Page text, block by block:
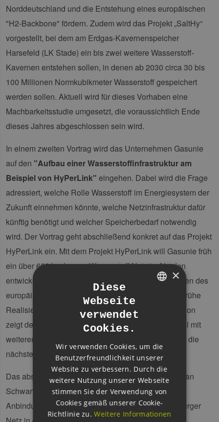
Norddeutschland und die Entstehung eines europäischen
"H2-Backbone" fördern. Zudem wird das Projekt „SaltHy“
vorgestellt, bei dem am Erdgas-Kavernenspeicher
Harsefeld (LK Stade) ein bis zwei weitere Wasserstoff-
Kavernen entstehen sollen, in denen ab 2030 circa 30 bis
100 Millionen Normkubikmeter Wasserstoff gespeichert
werden sollen. Aktuell wird für dieses Vorhaben eine
Machbarkeitsstudie umgesetzt, die voraussichtlich Ende
dieses Jahres abgeschlossen sein wird.
In einem zweiten Vortrag wird das Unternehmen Gasunie
auf den "Aufbau einer Wasserstoffinfrastruktur am
Beispiel von HyPerLink" eingehen. Dabei wird die Frage
adressiert, welche Rolle Wasserstoff im Energiesystem der
Zukunft einnehmen könnte, welche Netzinfrastruktur dafür
künftig benötigt und welcher Speicherbedarf notwendig
wird. Der Vortrag geht abschließend konkret auf das Projekt
HyPerLink ein. Mit dem Projekt HyPerLink will Gasunie früh
ein über 600 km langes Wasserstoff Netz im Norden
entwickeln. HyPerLink hat eine Förderung im Rahmen des
europäischen IPCEI Rahmens beantragt – was die frühe
Realisierung erst ermöglichen würde. Die Präsentation
zeigt den aktuellen Stand sowie das Zusammenspiel mit
weiteren Projekten im Norden auf und berichtet über die
nächsten Schritte.
Das abschließende Panel der Referenten wird um Jan
Schwartz vom Gasnetz Hamburg erweitert, der die
Anbindung der überregionalen Netze an das Hamburger
×
Diese
Webseite
verwendet
Cookies.
Wir verwenden Cookies, um die
Benutzerfreundlichkeit unserer
Website zu verbessern. Durch die
weitere Nutzung unserer Webseite
stimmen Sie der Verwendung von
Cookies gemäß unserer Cookie-
Richtlinie zu. Weitere Informationen